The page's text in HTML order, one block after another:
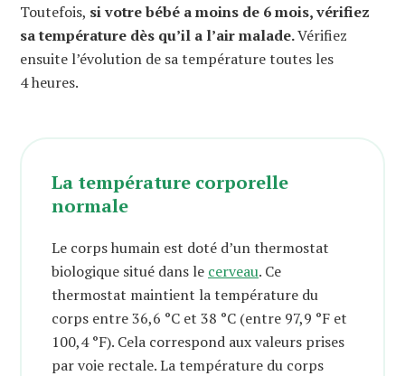
Toutefois, si votre bébé a moins de 6 mois, vérifiez
sa température dès qu’il a l’air malade.Vérifiez
ensuite l’évolution de sa température toutes les
4 heures.
La température corporelle
normale
Le corps humain est doté d’un thermostat
biologique situé dans le cerveau. Ce
thermostat maintient la température du
corps entre 36,6 °C et 38 °C (entre 97,9 °F et
100,4 °F). Cela correspond aux valeurs prises
par voie rectale. La température du corps